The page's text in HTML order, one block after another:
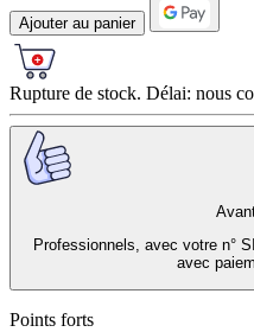
Ajouter au panier
Rupture de stock. Délai: nous
Professionnels, avec votre n°
avec
Points forts